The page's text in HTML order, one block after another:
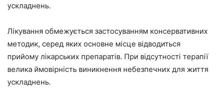
ускладнень.
Лікування обмежується застосуванням консервативних
методик, серед яких основне місце відводиться
прийому лікарських препаратів. При відсутності терапії
велика ймовірність виникнення небезпечних для життя
ускладнень.